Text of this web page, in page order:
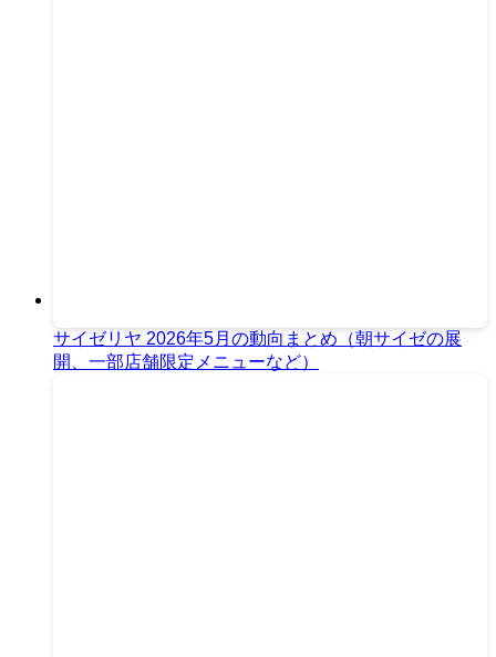
サイゼリヤ 2026年5月の動向まとめ（朝サイゼの展
開、一部店舗限定メニューなど）